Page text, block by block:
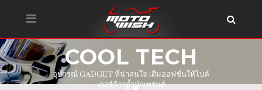
COOL TECH
อุปกรณ์ GADGET ที่น่าสนใจ เติมออฟชั่นให้ไบค์
เกอร์ก้าวล้ำนำเทรนด์